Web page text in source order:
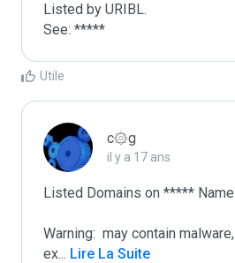
Listed by URIBL.
See: *****
Utile
c۞g
il y a 17 ans
Listed Domains on *****
Warning:  may contain
ex... Lire La Suite